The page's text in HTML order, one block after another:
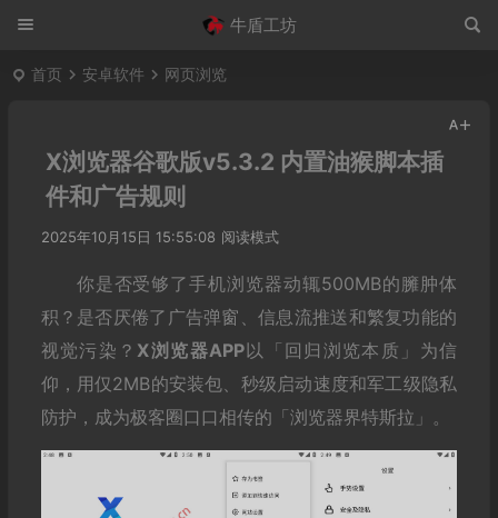
牛盾工坊
首页 安卓软件 网页浏览
X浏览器谷歌版v5.3.2 内置油猴脚本插
件和广告规则
2025年10月15日 15:55:08 阅读模式
你是否受够了手机浏览器动辄500MB的臃肿体
积？是否厌倦了广告弹窗、信息流推送和繁复功能的
视觉污染？‌ X浏览器APP‌以「回归浏览本质」为信
仰，用仅2MB的安装包、秒级启动速度和军工级隐私
防护，成为极客圈口口相传的「浏览器界特斯拉」。